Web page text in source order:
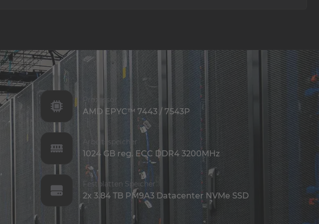
Prozessor
AMD EPYC™ 7443 / 7543P
Arbeitsspeicher
1024 GB reg. ECC DDR4 3200MHz
Festplatten Speicher
2x 3.84 TB PM9A3 Datacenter NVMe SSD